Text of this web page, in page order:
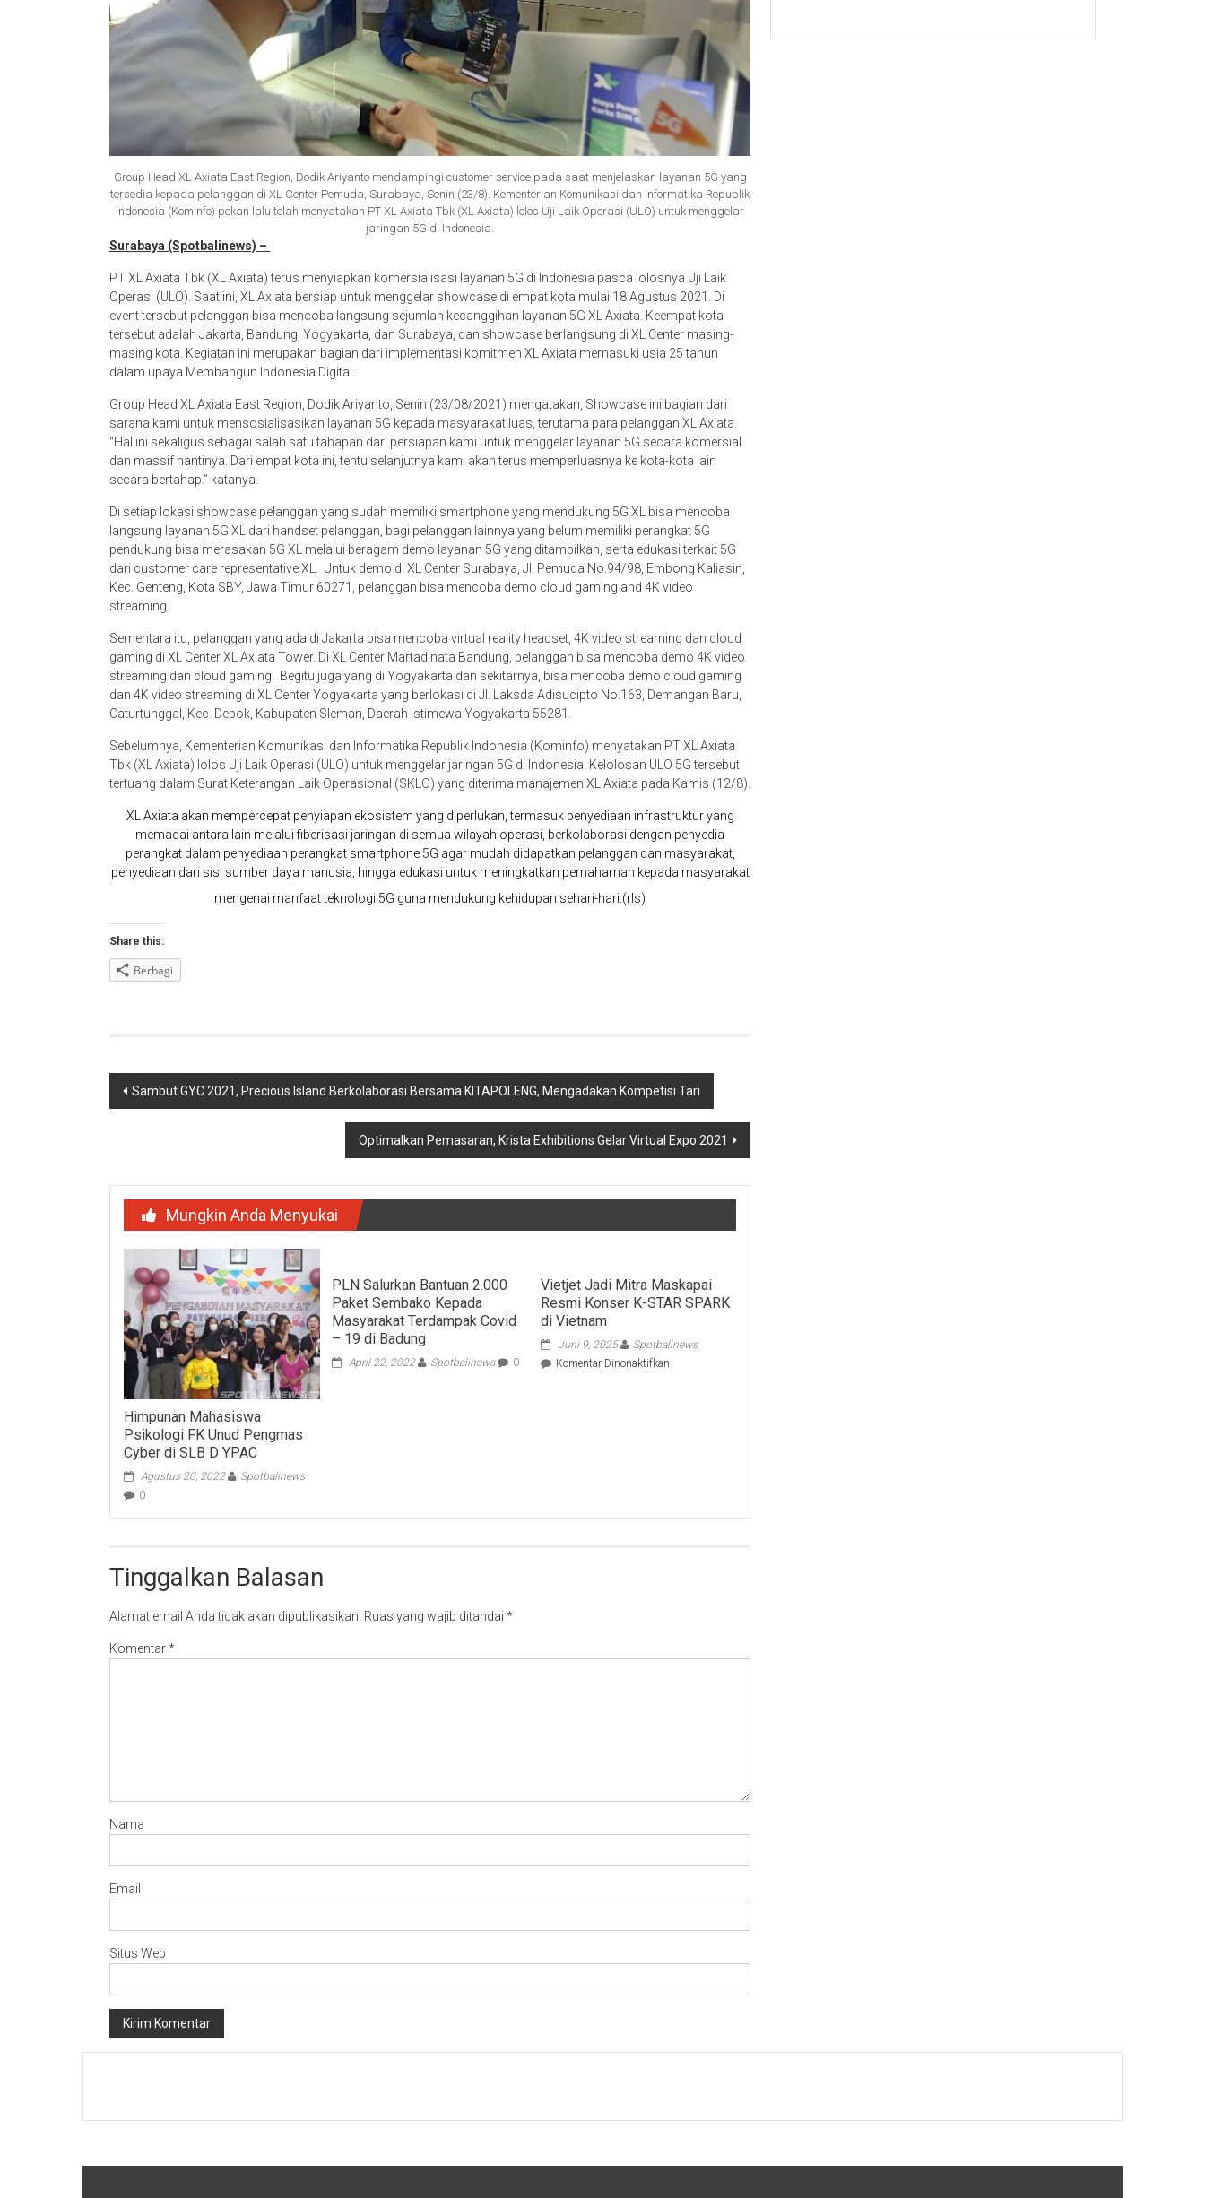
Group Head XL Axiata East Region, Dodik Ariyanto mendampingi customer service pada saat menjelaskan layanan 5G yang
tersedia kepada pelanggan di XL Center Pemuda, Surabaya, Senin (23/8). Kementerian Komunikasi dan Informatika Republik
Indonesia (Kominfo) pekan lalu telah menyatakan PT XL Axiata Tbk (XL Axiata) lolos Uji Laik Operasi (ULO) untuk menggelar
jaringan 5G di Indonesia.
Surabaya (Spotbalinews) –
PT XL Axiata Tbk (XL Axiata) terus menyiapkan komersialisasi layanan 5G di Indonesia pasca lolosnya Uji Laik
Operasi (ULO). Saat ini, XL Axiata bersiap untuk menggelar showcase di empat kota mulai 18 Agustus 2021. Di
event tersebut pelanggan bisa mencoba langsung sejumlah kecanggihan layanan 5G XL Axiata. Keempat kota
tersebut adalah Jakarta, Bandung, Yogyakarta, dan Surabaya, dan showcase berlangsung di XL Center masing-
masing kota. Kegiatan ini merupakan bagian dari implementasi komitmen XL Axiata memasuki usia 25 tahun
dalam upaya Membangun Indonesia Digital.
Group Head XL Axiata East Region, Dodik Ariyanto, Senin (23/08/2021) mengatakan, Showcase ini bagian dari
sarana kami untuk mensosialisasikan layanan 5G kepada masyarakat luas, terutama para pelanggan XL Axiata.
“Hal ini sekaligus sebagai salah satu tahapan dari persiapan kami untuk menggelar layanan 5G secara komersial
dan massif nantinya. Dari empat kota ini, tentu selanjutnya kami akan terus memperluasnya ke kota-kota lain
secara bertahap.” katanya.
Di setiap lokasi showcase pelanggan yang sudah memiliki smartphone yang mendukung 5G XL bisa mencoba
langsung layanan 5G XL dari handset pelanggan, bagi pelanggan lainnya yang belum memiliki perangkat 5G
pendukung bisa merasakan 5G XL melalui beragam demo layanan 5G yang ditampilkan, serta edukasi terkait 5G
dari customer care representative XL. Untuk demo di XL Center Surabaya, Jl. Pemuda No.94/98, Embong Kaliasin,
Kec. Genteng, Kota SBY, Jawa Timur 60271, pelanggan bisa mencoba demo cloud gaming and 4K video
streaming.
Sementara itu, pelanggan yang ada di Jakarta bisa mencoba virtual reality headset, 4K video streaming dan cloud
gaming di XL Center XL Axiata Tower. Di XL Center Martadinata Bandung, pelanggan bisa mencoba demo 4K video
streaming dan cloud gaming. Begitu juga yang di Yogyakarta dan sekitarnya, bisa mencoba demo cloud gaming
dan 4K video streaming di XL Center Yogyakarta yang berlokasi di Jl. Laksda Adisucipto No.163, Demangan Baru,
Caturtunggal, Kec. Depok, Kabupaten Sleman, Daerah Istimewa Yogyakarta 55281.
Sebelumnya, Kementerian Komunikasi dan Informatika Republik Indonesia (Kominfo) menyatakan PT XL Axiata
Tbk (XL Axiata) lolos Uji Laik Operasi (ULO) untuk menggelar jaringan 5G di Indonesia. Kelolosan ULO 5G tersebut
tertuang dalam Surat Keterangan Laik Operasional (SKLO) yang diterima manajemen XL Axiata pada Kamis (12/8).
XL Axiata akan mempercepat penyiapan ekosistem yang diperlukan, termasuk penyediaan infrastruktur yang
memadai antara lain melalui fiberisasi jaringan di semua wilayah operasi, berkolaborasi dengan penyedia
perangkat dalam penyediaan perangkat smartphone 5G agar mudah didapatkan pelanggan dan masyarakat,
penyediaan dari sisi sumber daya manusia, hingga edukasi untuk meningkatkan pemahaman kepada masyarakat
mengenai manfaat teknologi 5G guna mendukung kehidupan sehari-hari.(rls)
Share this:
Berbagi
Navigasi
Sambut GYC 2021, Precious Island Berkolaborasi Bersama KITAPOLENG, Mengadakan Kompetisi Tari
Optimalkan Pemasaran, Krista Exhibitions Gelar Virtual Expo 2021
Mungkin Anda Menyukai
Himpunan Mahasiswa
Psikologi FK Unud Pengmas
Cyber di SLB D YPAC
Agustus 20, 2022
Spotbalinews
0
PLN Salurkan Bantuan 2.000
Paket Sembako Kepada
Masyarakat Terdampak Covid
– 19 di Badung
April 22, 2022 Spotbalinews 0
Vietjet Jadi Mitra Maskapai
Resmi Konser K-STAR SPARK
di Vietnam
Juni 9, 2025
Spotbalinews
Komentar Dinonaktifkanpada
Tinggalkan Balasan
Alamat email Anda tidak akan dipublikasikan. Ruas yang wajib ditandai *
Komentar*
Nama
Email
Situs Web